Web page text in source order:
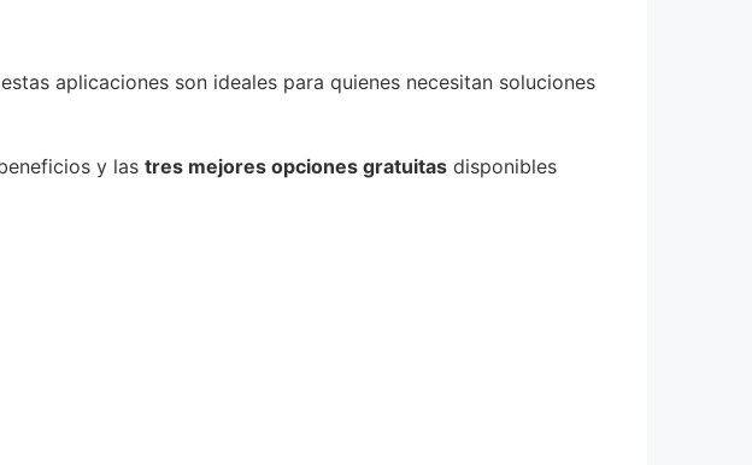
aplicaciones son ideales para quienes necesitan soluciones
y las tres mejores opciones gratuitas disponibles